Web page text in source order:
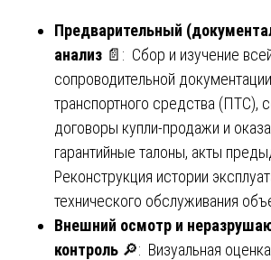
Предварительный
анализ 📄: Сбор и изучение
сопроводительной
транспортного средства (ПТС),
договоры купли-продажи и
гарантийные талоны, акты
Реконструкция истории
технического обслуживания
Внешний осмотр и
контроль 🔎: Визуальная